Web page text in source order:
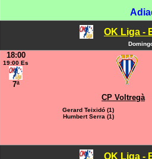
OK Liga -
18:00
19:00 Es
7ª
CP Voltregà
Gerard Teixidó (1)
Humbert Serra (1)
OK Liga -